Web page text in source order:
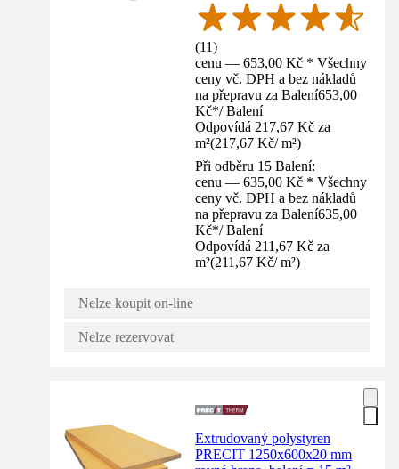
(11)
cenu — 653,00 Kč * Všechny
ceny vč. DPH a bez nákladů
na přepravu za Balení653,00
Kč*/ Balení
Odpovídá 217,67 Kč za
m²(217,67 Kč/ m²)
Při odběru 15 Balení:
cenu — 635,00 Kč * Všechny
ceny vč. DPH a bez nákladů
na přepravu za Balení635,00
Kč*/ Balení
Odpovídá 211,67 Kč za
m²(211,67 Kč/ m²)
Nelze koupit on-line
Nelze rezervovat
Extrudovaný polystyren
PRECIT 1250x600x20 mm